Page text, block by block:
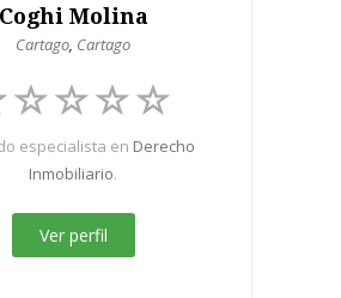
Coghi Molina
Cartago, Cartago
especialista en Derecho
Inmobiliario.
Ver perfil